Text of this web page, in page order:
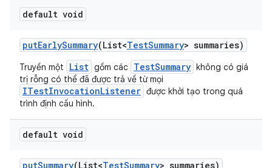
default void
putEarlySummary(List<TestSummary> summaries)
Truyền một List gồm các TestSummary không có giá
trị rỗng có thể đã được trả về từ mọi
ITestInvocationListener được khởi tạo trong quá
trình định cấu hình.
default void
putSummary(List<TestSummary> summaries)